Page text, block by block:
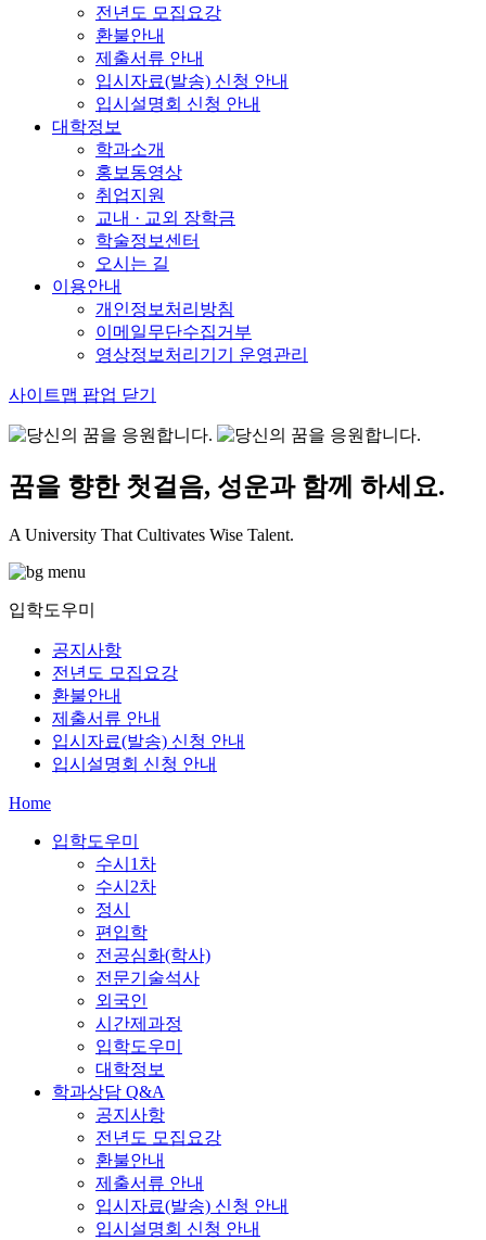
전년도 모집요강
환불안내
제출서류 안내
입시자료(발송) 신청 안내
입시설명회 신청 안내
대학정보
학과소개
홍보동영상
취업지원
교내 · 교외 장학금
학술정보센터
오시는 길
이용안내
개인정보처리방침
이메일무단수집거부
영상정보처리기기 운영관리
사이트맵 팝업 닫기
꿈을 향한 첫걸음, 성운과 함께 하세요.
A University That Cultivates Wise Talent.
입학도우미
공지사항
전년도 모집요강
환불안내
제출서류 안내
입시자료(발송) 신청 안내
입시설명회 신청 안내
Home
입학도우미
수시1차
수시2차
정시
편입학
전공심화(학사)
전문기술석사
외국인
시간제과정
입학도우미
대학정보
학과상담 Q&A
공지사항
전년도 모집요강
환불안내
제출서류 안내
입시자료(발송) 신청 안내
입시설명회 신청 안내